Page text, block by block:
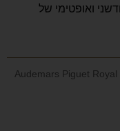
ואופטימי של